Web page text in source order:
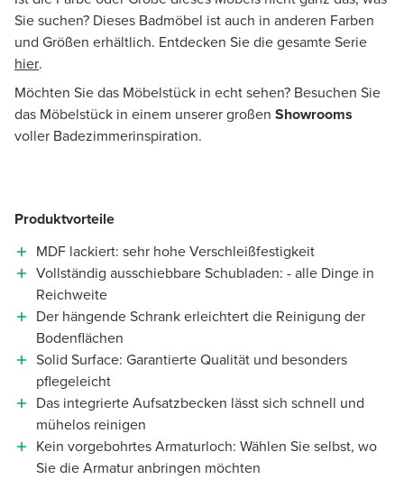
Sie suchen? Dieses Badmöbel ist auch in anderen Farben
und Größen erhältlich. Entdecken Sie die gesamte Serie
hier.
Möchten Sie das Möbelstück in echt sehen? Besuchen Sie
das Möbelstück in einem unserer großen Showrooms
voller Badezimmerinspiration.
Produktvorteile
MDF lackiert: sehr hohe Verschleißfestigkeit
Vollständig ausschiebbare Schubladen: - alle Dinge in
Reichweite
Der hängende Schrank erleichtert die Reinigung der
Bodenflächen
Solid Surface: Garantierte Qualität und besonders
pflegeleicht
Das integrierte Aufsatzbecken lässt sich schnell und
mühelos reinigen
Kein vorgebohrtes Armaturloch: Wählen Sie selbst, wo
Sie die Armatur anbringen möchten